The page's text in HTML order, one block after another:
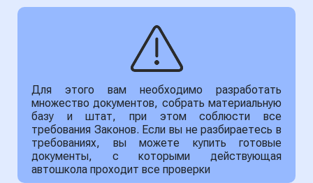
Для этого вам необходимо разработать
множество документов, собрать материальную
базу и штат, при этом соблюсти все
требования Законов. Если вы не разбираетесь в
требованиях, вы можете купить готовые
документы, с которыми действующая
автошкола проходит все проверки